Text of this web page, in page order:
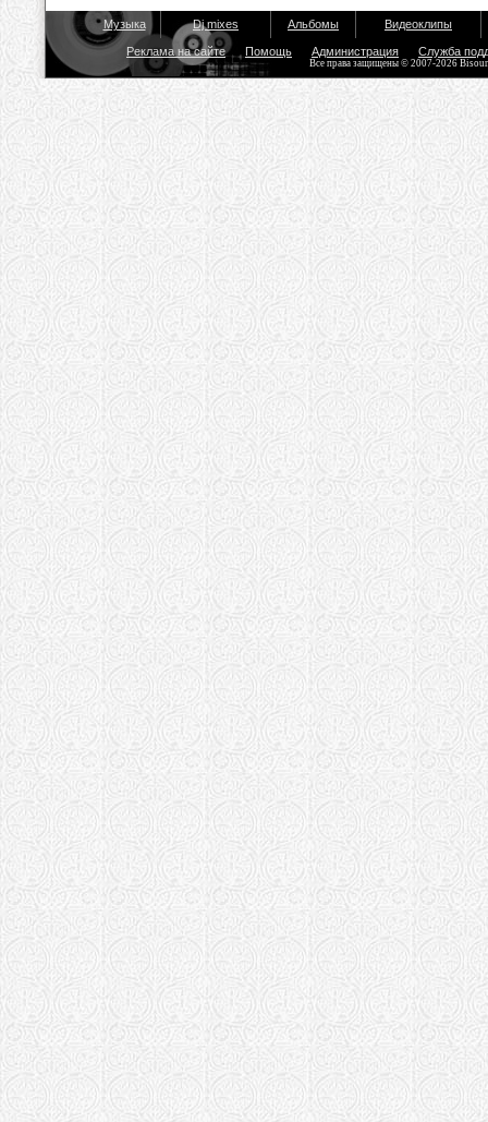
Музыка Dj mixes Альбомы Видеоклипы
Реклама на сайте Помощь Администрация Служба
Все права защищены © 2007-2026